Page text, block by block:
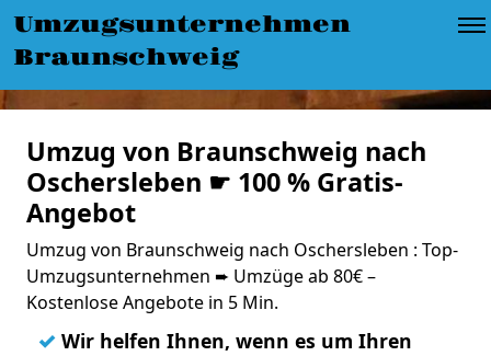
Umzugsunternehmen
Braunschweig
Umzug von Braunschweig nach
Oschersleben ☛ 100 % Gratis-
Angebot
Umzug von Braunschweig nach Oschersleben : Top-
Umzugsunternehmen ➨ Umzüge ab 80€ –
Kostenlose Angebote in 5 Min.
✓ Wir helfen Ihnen, wenn es um Ihren